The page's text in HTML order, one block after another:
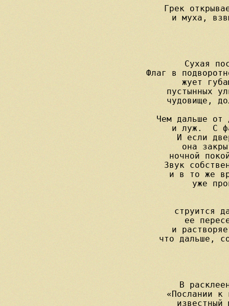
Грек
и муха,
Сухая
Флаг в
жует
пустынных
чудовище,
Чем дальше от
и луж.  С
И если
она
ночной
Звук
и в то же
уже
струится
ее
и
что дальше,
В
«Послании к